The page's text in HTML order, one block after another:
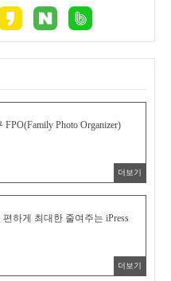
Photo Organizer)
더보기
하게 최대한 줄여주는 iPress
더보기